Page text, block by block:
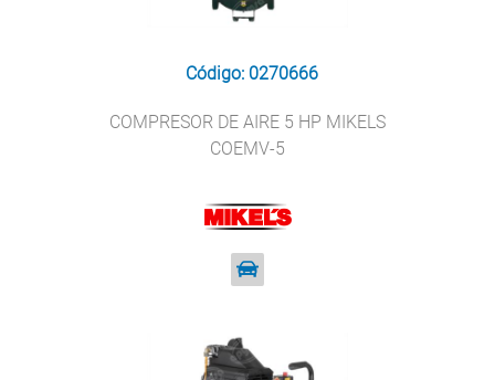
Código: 0270666
COMPRESOR DE AIRE 5 HP MIKELS
COEMV-5